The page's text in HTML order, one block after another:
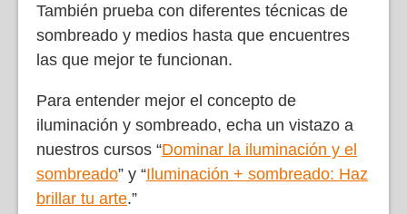
También prueba con diferentes técnicas de
sombreado y medios hasta que encuentres
las que mejor te funcionan.
Para entender mejor el concepto de
iluminación y sombreado, echa un vistazo a
nuestros cursos “Dominar la iluminación y el
sombreado” y “Iluminación + sombreado: Haz
brillar tu arte.”